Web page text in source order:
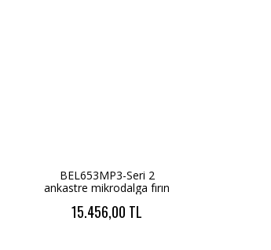
BEL653MP3-Seri 2
ankastre mikrodalga fırın
İnci beyazı
15.456,00 TL